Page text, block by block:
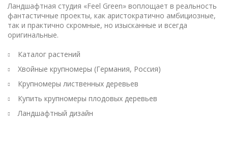
Ландшафтная студия «Feel Green» воплощает в реальность
фантастичные проекты, как аристократично амбициозные,
так и практично скромные, но изысканные и всегда
оригинальные.
Каталог растений
Хвойные крупномеры (Германия, Россия)
Крупномеры лиственных деревьев
Купить крупномеры плодовых деревьев
Ландшафтный дизайн